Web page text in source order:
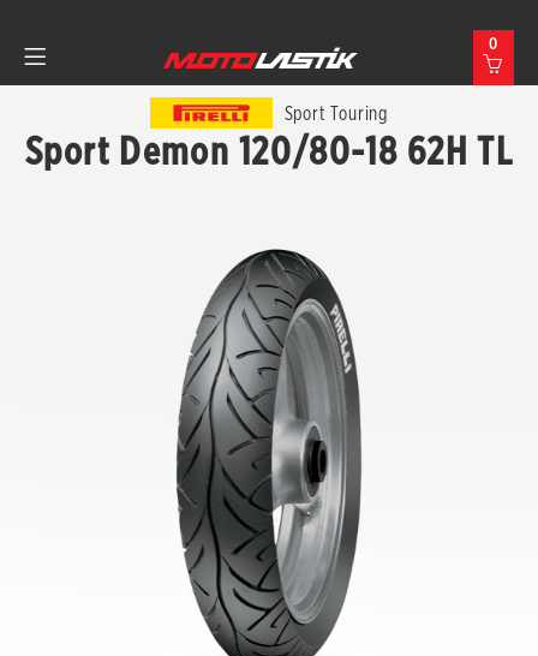
0
Sport Touring
Sport Demon 120/80-18 62H TL